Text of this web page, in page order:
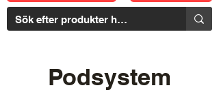
Podsystem